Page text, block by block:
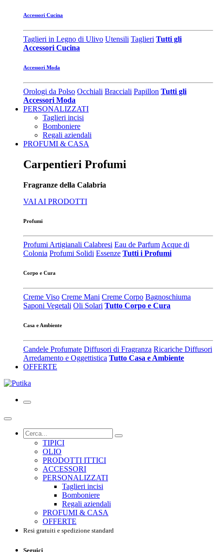
Accessori Cucina
Taglieri in Legno di Ulivo Utensili Taglieri Tutti gli
Accessori Cucina
Accessori Moda
Orologi da Polso Occhiali Bracciali Papillon Tutti gli
Accessori Moda
PERSONALIZZATI
Taglieri incisi
Bomboniere
Regali aziendali
PROFUMI & CASA
Carpentieri Profumi
Fragranze della Calabria
VAI AI PRODOTTI
Profumi
Profumi Artigianali Calabresi Eau de ParfumAcque di
Colonia Profumi Solidi Essenze Tutti i Profumi
Corpo e Cura
Creme Viso Creme Mani Creme Corpo Bagnoschiuma
Saponi Vegetali Oli Solari Tutto Corpo e Cura
Casa e Ambiente
Candele Profumate Diffusori di Fragranza Ricariche Diffusori
Arredamento e Oggettistica Tutto Casa e Ambiente
OFFERTE
TIPICI
OLIO
PRODOTTI ITTICI
ACCESSORI
PERSONALIZZATI
Taglieri incisi
Bomboniere
Regali aziendali
PROFUMI & CASA
OFFERTE
Resi gratuiti e spedizione standard
Seguici